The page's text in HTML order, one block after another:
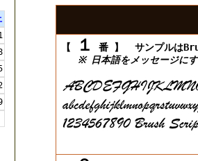
【 １ 番 】
サンプルは
※ 日本語をメッセージにす